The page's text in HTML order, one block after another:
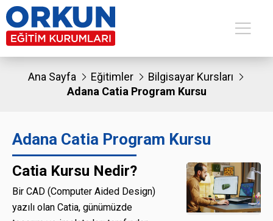
Ana Sayfa Eğitimler
Bilgisayar Kursları
Adana Catia Program Kursu
Adana Catia Program Kursu
Catia Kursu Nedir?
Bir CAD (Computer Aided Design)
yazılı olan Catia, günümüzde